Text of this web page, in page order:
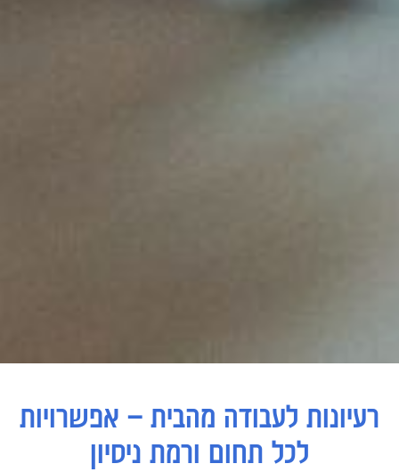
רעיונות לעבודה מהבית – אפשרויות
לכל תחום ורמת ניסיון